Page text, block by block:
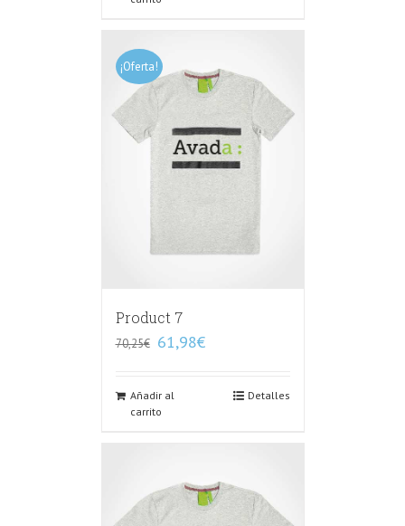
¡Oferta!
Product 7
70,25€ 61,98€
Añadir al
carrito
Detalles